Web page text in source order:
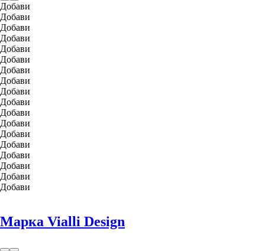
Добави
Добави
Добави
Добави
Добави
Добави
Добави
Добави
Добави
Добави
Добави
Добави
Добави
Добави
Добави
Добави
Добави
Добави
Марка Vialli Design